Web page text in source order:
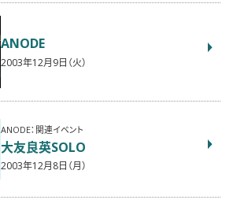
ANODE
2003年12月9日（火）
ANODE：関連イベント
大友良英SOLO
2003年12月8日（月）